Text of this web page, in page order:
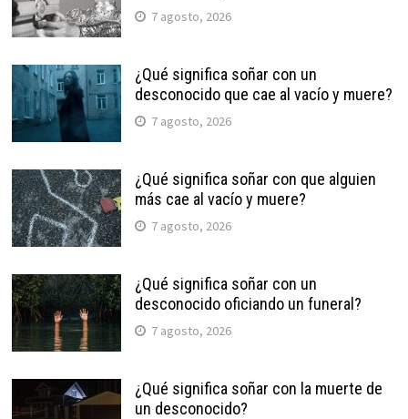
7 agosto, 2026
¿Qué significa soñar con un
desconocido que cae al vacío y muere?
7 agosto, 2026
¿Qué significa soñar con que alguien
más cae al vacío y muere?
7 agosto, 2026
¿Qué significa soñar con un
desconocido oficiando un funeral?
7 agosto, 2026
¿Qué significa soñar con la muerte de
un desconocido?